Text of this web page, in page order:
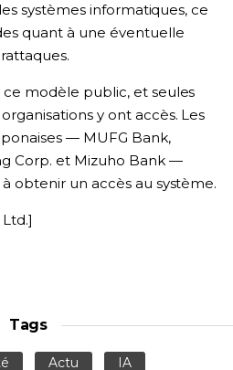
systèmes informatiques, ce
quant à une éventuelle
modèle public, et seules
y ont accès. Les
— MUFG Bank,
Corp. et Mizuho Bank —
obtenir un accès au système.
Tags
Actu IA